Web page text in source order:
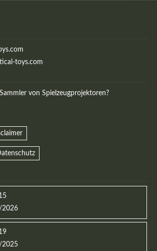
toys.com
von Spielzeugprojektoren?
2026
2025
dolor sit amet, consectetuer adipiscing
commodo ligula eget dolor.